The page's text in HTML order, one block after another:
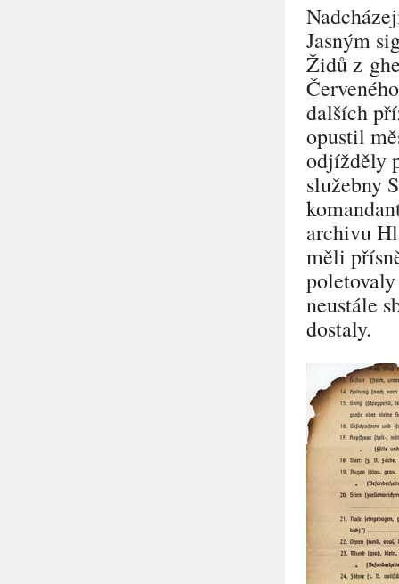
Jasným
Židů z
dalších
opustil
odjížděly
služebny
archivu
měli
neustále
dostaly.